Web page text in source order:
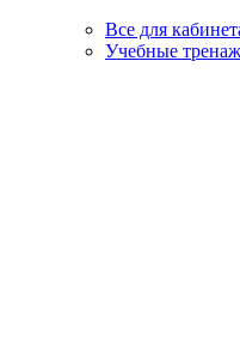
Все для
Учебные